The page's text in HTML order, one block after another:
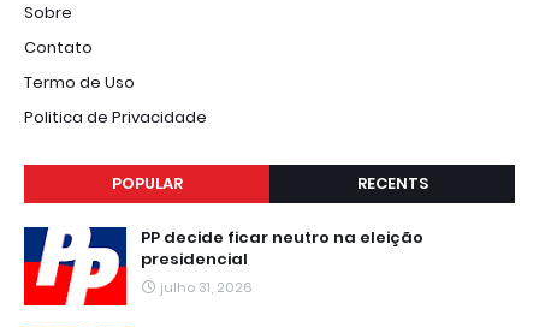
Sobre
Contato
Termo de Uso
Politica de Privacidade
POPULAR RECENTS
PP decide ficar neutro na eleição
presidencial
julho 31, 2026